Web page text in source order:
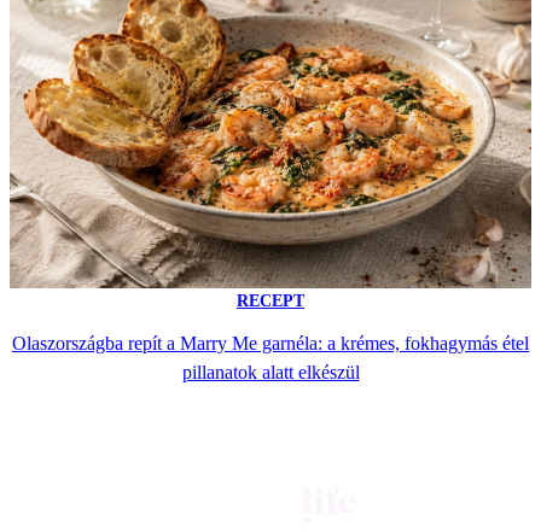
RECEPT
Olaszországba repít a Marry Me garnéla: a krémes, fokhagymás étel
pillanatok alatt elkészül